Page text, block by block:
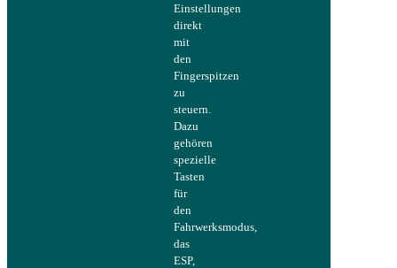
Einstellungen
direkt
mit
den
Fingerspitzen
zu
steuern.
Dazu
gehören
spezielle
Tasten
für
den
Fahrwerksmodus,
das
ESP,